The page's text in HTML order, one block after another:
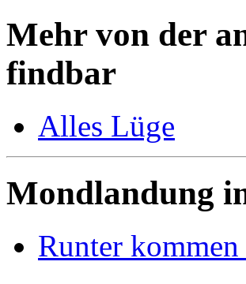
Mehr von der
findbar
Alles Lüge
Mondlandung
Runter